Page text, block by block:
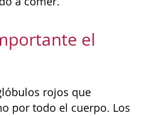
el
rojos que
por todo el cuerpo. Los